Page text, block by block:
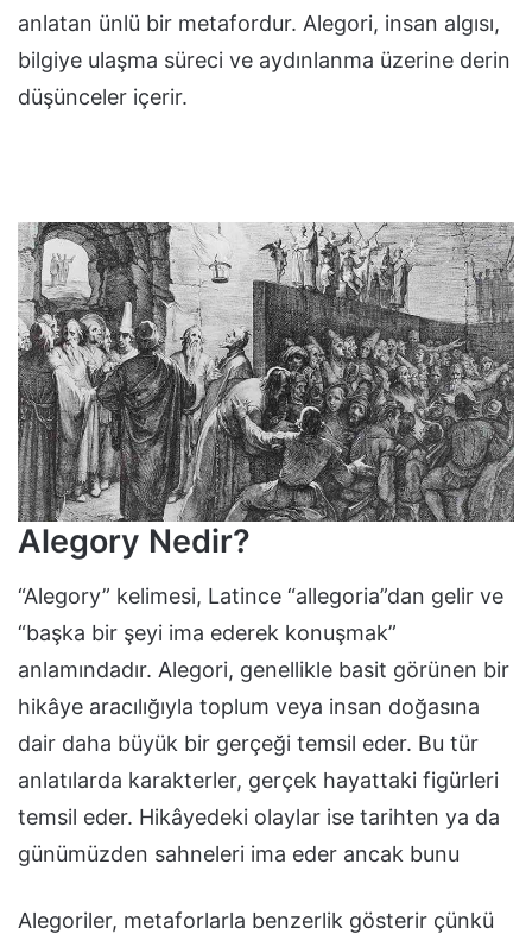
anlatan ünlü bir metafordur. Alegori, insan algısı,
bilgiye ulaşma süreci ve aydınlanma üzerine derin
düşünceler içerir.
Alegory Nedir?
“Alegory” kelimesi, Latince “allegoria”dan gelir ve
“başka bir şeyi ima ederek konuşmak”
anlamındadır. Alegori, genellikle basit görünen bir
hikâye aracılığıyla toplum veya insan doğasına
dair daha büyük bir gerçeği temsil eder. Bu tür
anlatılarda karakterler, gerçek hayattaki figürleri
temsil eder. Hikâyedeki olaylar ise tarihten ya da
günümüzden sahneleri ima eder ancak bunu
Alegoriler, metaforlarla benzerlik gösterir çünkü